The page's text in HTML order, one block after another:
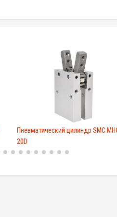
Пневматический цилиндр SMC
20D